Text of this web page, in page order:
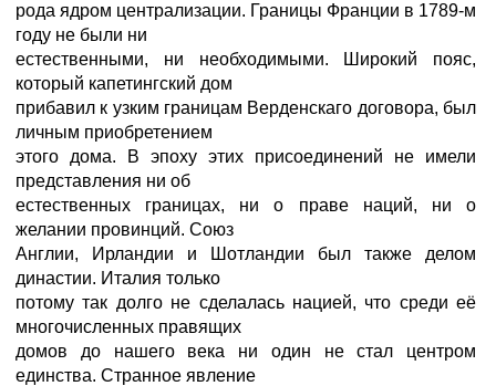
рода ядром централизации. Границы Франции в 1789-м
году не были ни
естественными, ни необходимыми. Широкий пояс,
который капетингский дом
прибавил к узким границам Верденскаго договора, был
личным приобретением
этого дома. В эпоху этих присоединений не имели
представления ни об
естественных границах, ни о праве наций, ни о
желании провинций. Союз
Англии, Ирландии и Шотландии был также делом
династии. Италия только
потому так долго не сделалась нацией, что среди её
многочисленных правящих
домов до нашего века ни один не стал центром
единства. Странное явление